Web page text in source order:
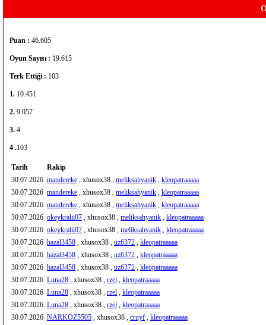
Puan : 46.605
Oyun Sayısı : 19.615
Terk Ettiği : 103
1. 10.451
2. 9.057
3. 4
4 .103
Tarih
Rakip
30.07.2026 mandereke , xhusox38 , meliksahyanik , kleopatraaaaa
30.07.2026 mandereke , xhusox38 , meliksahyanik , kleopatraaaaa
30.07.2026 mandereke , xhusox38 , meliksahyanik , kleopatraaaaa
30.07.2026 okeykralii07 , xhusox38 , meliksahyanik , kleopatraaaaa
30.07.2026 okeykralii07 , xhusox38 , meliksahyanik , kleopatraaaaa
30.07.2026 hazal3458 , xhusox38 , uz6372 , kleopatraaaaa
30.07.2026 hazal3458 , xhusox38 , uz6372 , kleopatraaaaa
30.07.2026 hazal3458 , xhusox38 , uz6372 , kleopatraaaaa
30.07.2026 Luna28 , xhusox38 , rzel , kleopatraaaaa
30.07.2026 Luna28 , xhusox38 , rzel , kleopatraaaaa
30.07.2026 Luna28 , xhusox38 , rzel , kleopatraaaaa
30.07.2026 NARKOZ5505 , xhusox38 , cruyf , kleopatraaaaa